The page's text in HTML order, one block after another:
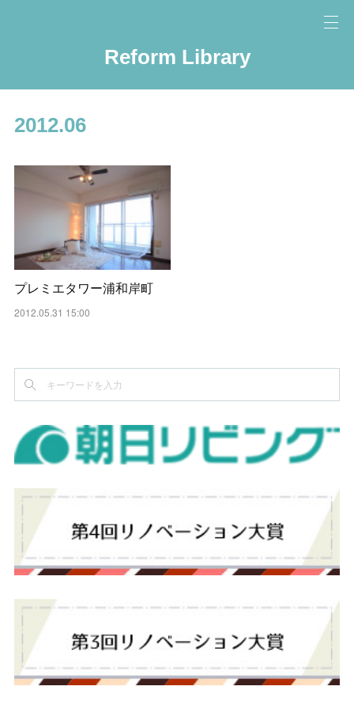
Reform Library
2012.06
プレミエタワー浦和岸町
2012.05.31 15:00